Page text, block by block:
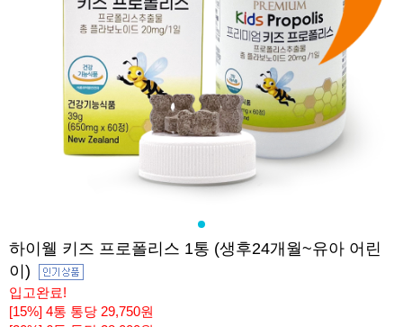
하이웰 키즈 프로폴리스 1통 (생후24개월~유아 어린
이)
입고완료!
[15%] 4통 통당 29,750원